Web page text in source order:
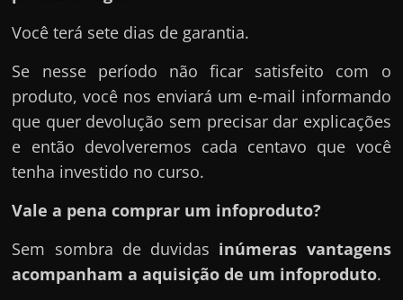
Você terá sete dias de garantia.
Se nesse período não ficar satisfeito com o
produto, você nos enviará um e-mail informando
que quer devolução sem precisar dar explicações
e então devolveremos cada centavo que você
tenha investido no curso.
Vale a pena comprar um infoproduto?
Sem sombra de duvidas inúmeras vantagens
acompanham a aquisição de um infoproduto.